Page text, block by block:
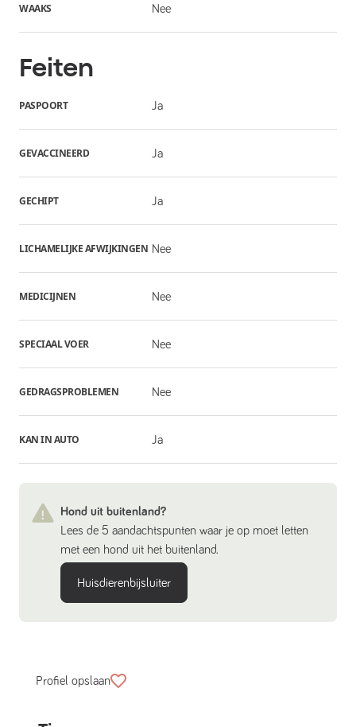
WAAKS Nee
Feiten
PASPOORT Ja
GEVACCINEERD Ja
GECHIPT Ja
LICHAMELIJKE AFWIJKINGEN Nee
MEDICIJNEN Nee
SPECIAAL VOER Nee
GEDRAGSPROBLEMEN Nee
KAN IN AUTO Ja
Hond uit buitenland?
Lees de 5 aandachtspunten waar je op moet letten
met een hond uit het buitenland.
Huisdierenbijsluiter
Profiel opslaan